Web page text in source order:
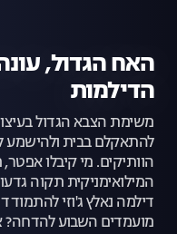
הדילמות
משימת הצבא הגדול
להתאקלם בבית ולהישמע
הוותיקים. מי קיבלו
המילואימניקית תקוה
דילמה נאלץ ג'וזי
מועמדים השבוע להדחה?